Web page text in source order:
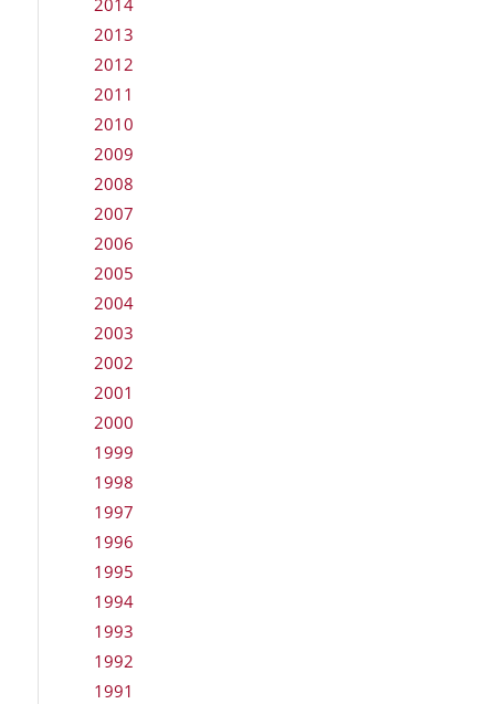
2014
2013
2012
2011
2010
2009
2008
2007
2006
2005
2004
2003
2002
2001
2000
1999
1998
1997
1996
1995
1994
1993
1992
1991